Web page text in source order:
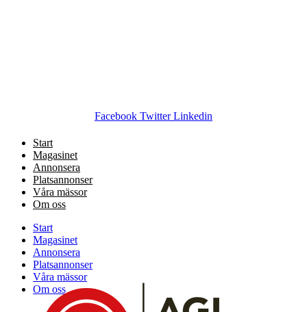
Facebook Twitter Linkedin
Start
Magasinet
Annonsera
Platsannonser
Våra mässor
Om oss
Start
Magasinet
Annonsera
Platsannonser
Våra mässor
Om oss